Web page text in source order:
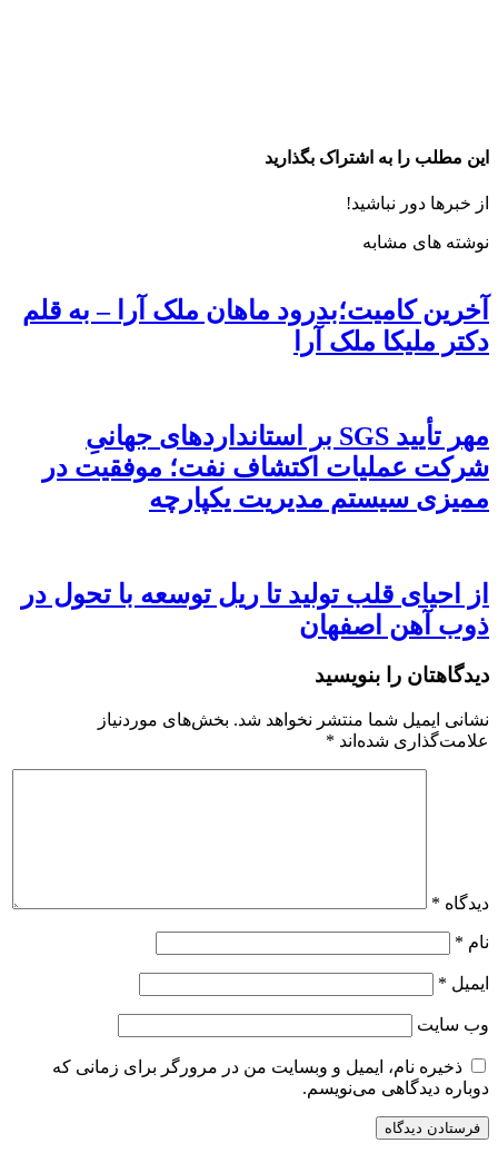
این مطلب را به اشتراک بگذارید
از خبرها دور نباشید!
نوشته های مشابه
آخرین کامیت؛بدرود ماهان ملک آرا – به قلم
دکتر ملیکا ملک آرا
مهر تأیید SGS بر استانداردهای جهانیِ
شرکت عملیات اکتشاف نفت؛ موفقیت در
ممیزی سیستم مدیریت یکپارچه
از احیای قلب تولید تا ریل توسعه با تحول در
ذوب آهن اصفهان
دیدگاهتان را بنویسید
نشانی ایمیل شما منتشر نخواهد شد. بخش‌های موردنیاز
علامت‌گذاری شده‌اند *
دیدگاه *
نام *
ایمیل *
وب‌ سایت
ذخیره نام، ایمیل و وبسایت من در مرورگر برای زمانی که
دوباره دیدگاهی می‌نویسم.